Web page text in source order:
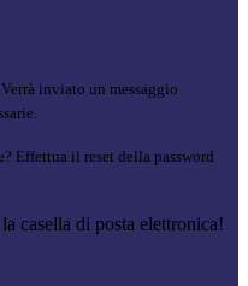
Verrà inviato un messaggio
Effettua il reset della password
casella di posta elettronica!